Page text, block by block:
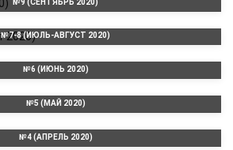
№7-8 (ИЮЛЬ-АВГУСТ 2020)
№6 (ИЮНЬ 2020)
№5 (МАЙ 2020)
№4 (АПРЕЛЬ 2020)